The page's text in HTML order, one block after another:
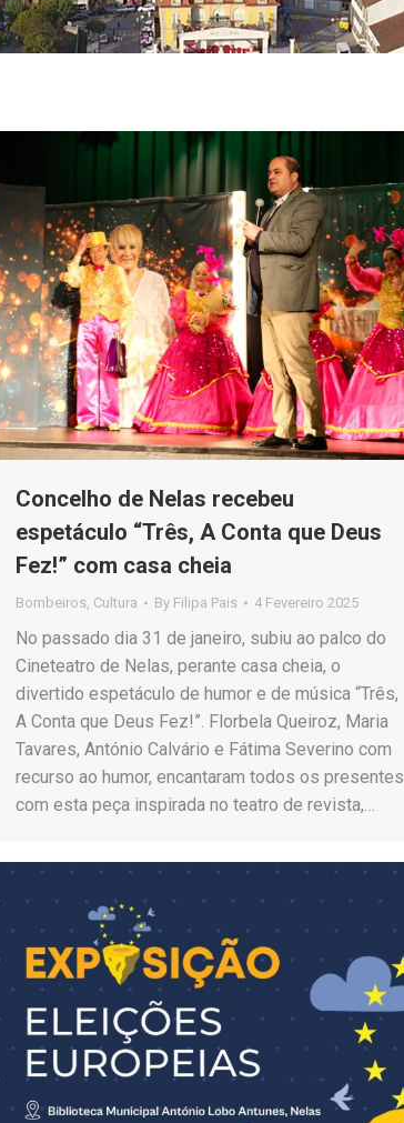
Concelho de Nelas recebeu
espetáculo “Três, A Conta que Deus
Fez!” com casa cheia
Bombeiros Cultura By Filipa Pais 4 Fevereiro 2025
No passado dia 31 de janeiro, subiu ao palco do
Cineteatro de Nelas, perante casa cheia, o
divertido espetáculo de humor e de música “Três,
A Conta que Deus Fez!”. Florbela Queiroz, Maria
Tavares, António Calvário e Fátima Severino com
recurso ao humor, encantaram todos os presentes
com esta peça inspirada no teatro de revista,…